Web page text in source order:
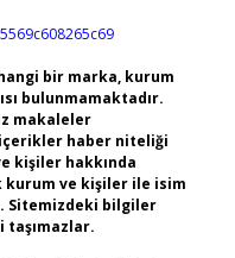
bir marka, kurum
bulunmamaktadır.
makaleler
haber niteliği
kişiler hakkında
kurum ve kişiler ile isim
Sitemizdeki bilgiler